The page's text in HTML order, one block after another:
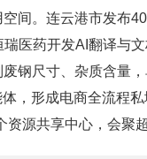
间。连云港市发布
医药开发AI翻译与
钢尺寸、杂质含量
，形成电商全流程
源共享中心，会聚